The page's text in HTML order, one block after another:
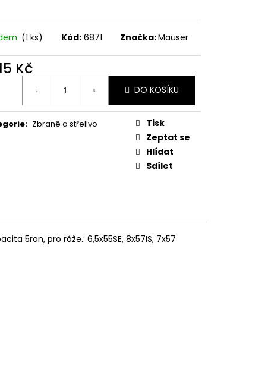
(1 ks) Kód: 6871 Značka:Mauser
Kč
DO KOŠÍKU
: Zbraně a střelivo
Tisk
Zeptat se
Hlídat
Sdílet
5ran, pro ráže.: 6,5x55SE, 8x57IS, 7x57